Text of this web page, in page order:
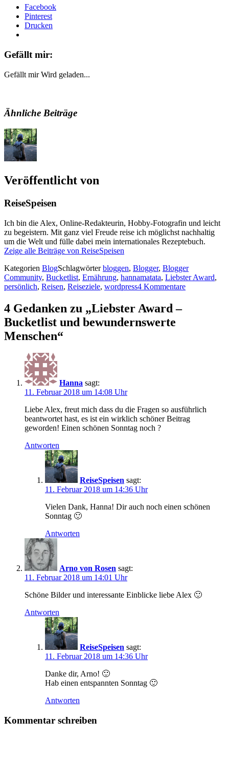
Facebook
Pinterest
Drucken
Gefällt mir:
Gefällt mir Wird geladen...
Ähnliche Beiträge
Veröffentlicht von
ReiseSpeisen
Ich bin die Alex, Online-Redakteurin, Hobby-Fotografin und leicht
zu begeistern. Mit ganz viel Freude reise ich möglichst nachhaltig
um die Welt und fülle dabei mein internationales Rezeptebuch.
Zeige alle Beiträge von ReiseSpeisen
Kategorien BlogSchlagwörterbloggen, Blogger, Blogger
Community, Bucketlist, Ernährung, hannamatata, Liebster Award,
persönlich, Reisen, Reiseziele, wordpress4 Kommentare
4 Gedanken zu „Liebster Award –
Bucketlist und bewundernswerte
Menschen“
Hanna sagt:
11. Februar 2018 um 14:08 Uhr
Liebe Alex, freut mich dass du die Fragen so ausführlich
beantwortet hast, es ist ein wirklich schöner Beitrag
geworden! Einen schönen Sonntag noch ?
Antworten
ReiseSpeisen sagt:
11. Februar 2018 um 14:36 Uhr
Vielen Dank, Hanna! Dir auch noch einen schönen
Sonntag 🙂
Antworten
Arno von Rosen sagt:
11. Februar 2018 um 14:01 Uhr
Schöne Bilder und interessante Einblicke liebe Alex 🙂
Antworten
ReiseSpeisen sagt:
11. Februar 2018 um 14:36 Uhr
Danke dir, Arno! 🙂
Hab einen entspannten Sonntag 🙂
Antworten
Kommentar schreiben